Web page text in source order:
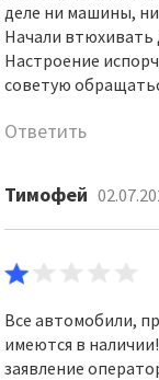
деле ни машины,
Начали втюхивать
Настроение
советую
Ответить
Тимофей
Все автомобили,
имеются в
заявление